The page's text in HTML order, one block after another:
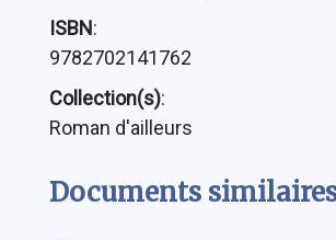
ISBN:
9782702141762
Collection(s):
Roman d'ailleurs
Documents